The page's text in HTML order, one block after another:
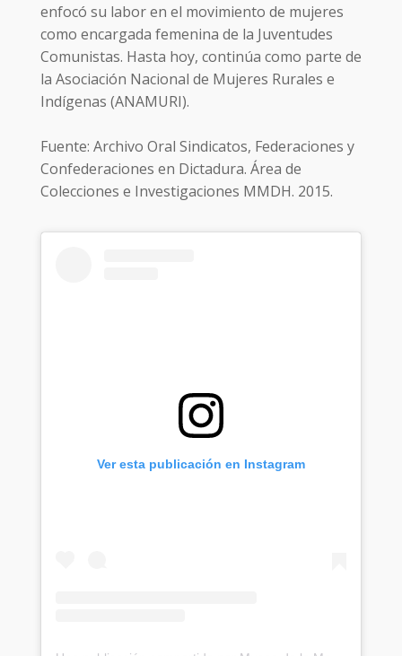
enfocó su labor en el movimiento de mujeres
como encargada femenina de la Juventudes
Comunistas. Hasta hoy, continúa como parte de
la Asociación Nacional de Mujeres Rurales e
Indígenas (ANAMURI).
Fuente: Archivo Oral Sindicatos, Federaciones y
Confederaciones en Dictadura. Área de
Colecciones e Investigaciones MMDH. 2015.
Ver esta publicación en Instagram